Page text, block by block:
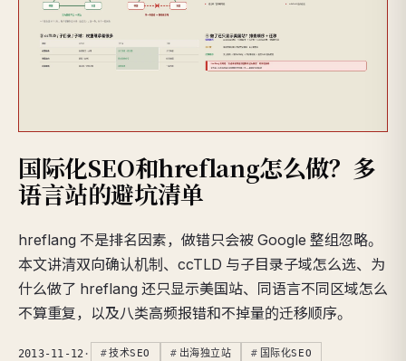
国际化SEO和hreflang怎么做？多
语言站的避坑清单
hreflang 不是排名因素，做错只会被 Google 整组忽略。
本文讲清双向确认机制、ccTLD 与子目录子域怎么选、为
什么做了 hreflang 还只显示美国站、同语言不同区域怎么
不算重复，以及八类高频报错和不掉量的迁移顺序。
2013-11-12 · 技术SEO 出海独立站 国际化SEO